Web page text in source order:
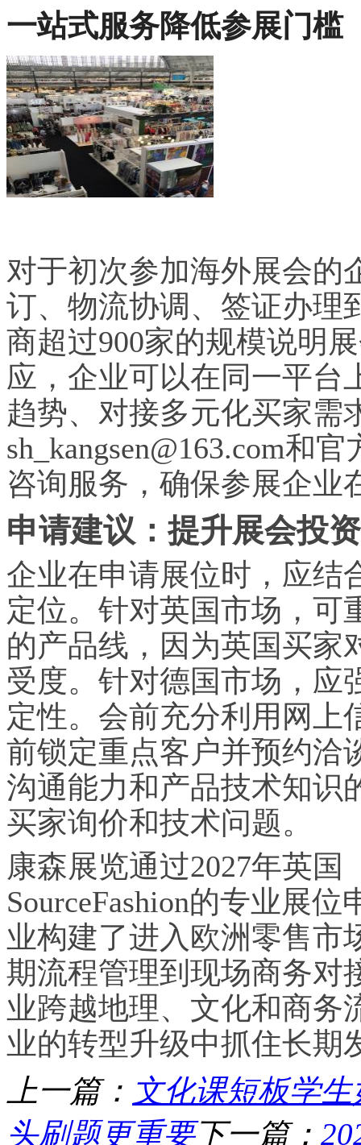
一站式服务降低参展门槛
对于初次参加海外展会的
订、物流协调、签证办理
商超过900家的规模说明
应，企业可以在同一平台
趋势、对接多元化买家需
sh_kangsen@163.com和
咨询服务，确保参展企业
申请建议：提升展会投
企业在申请展位时，应结
定位。针对英国市场，可
的产品线，因为英国买家
受度。针对德国市场，应
定性。会前充分利用网上
前锁定重点客户并预约洽
沟通能力和产品技术知识
买家询价和技术问题。
康森展览通过2027年英
SourceFashion的专业展
业构建了进入欧洲零售市
期流程管理到现场商务对
业跨越地理、文化和商务
业的转型升级中抓住长期
上一篇： 文化课短板学
头刷题更重要下一篇：